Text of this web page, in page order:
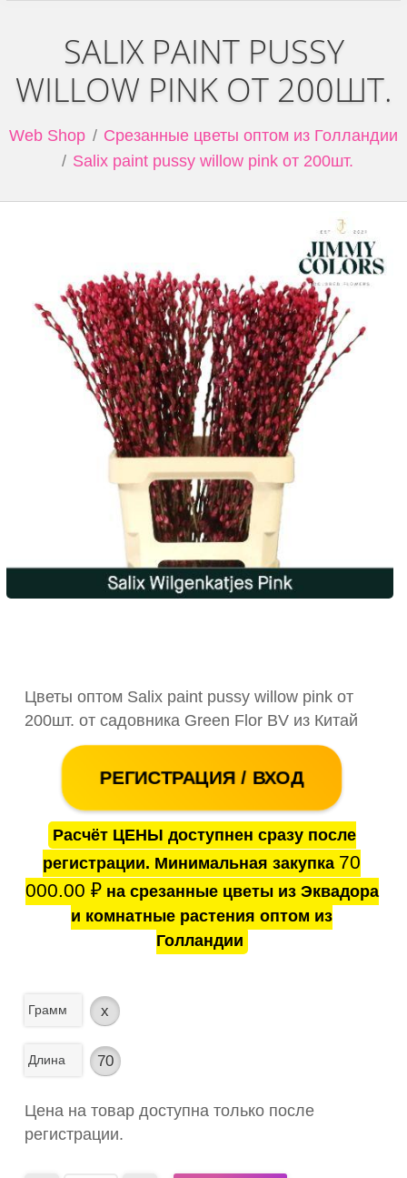
SALIX PAINT PUSSY
WILLOW PINK ОТ 200ШТ.
Web Shop
Срезанные цветы оптом из Голландии
Salix paint pussy willow pink от 200шт.
Цветы оптом Salix paint pussy willow pink от
200шт. от садовника Green Flor BV из Китай
РЕГИСТРАЦИЯ / ВХОД
Расчёт ЦЕНЫ доступнен сразу после
регистрации. Минимальная закупка 70
000.00 ₽на срезанные цветы из Эквадора
и комнатные растения оптом из
Голландии
Грамм x
Длина 70
Цена на товар доступна только после
регистрации.